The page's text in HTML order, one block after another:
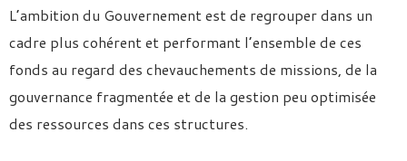
L’ambition du Gouvernement est de regrouper dans un
cadre plus cohérent et performant l’ensemble de ces
fonds au regard des chevauchements de missions, de la
gouvernance fragmentée et de la gestion peu optimisée
des ressources dans ces structures.